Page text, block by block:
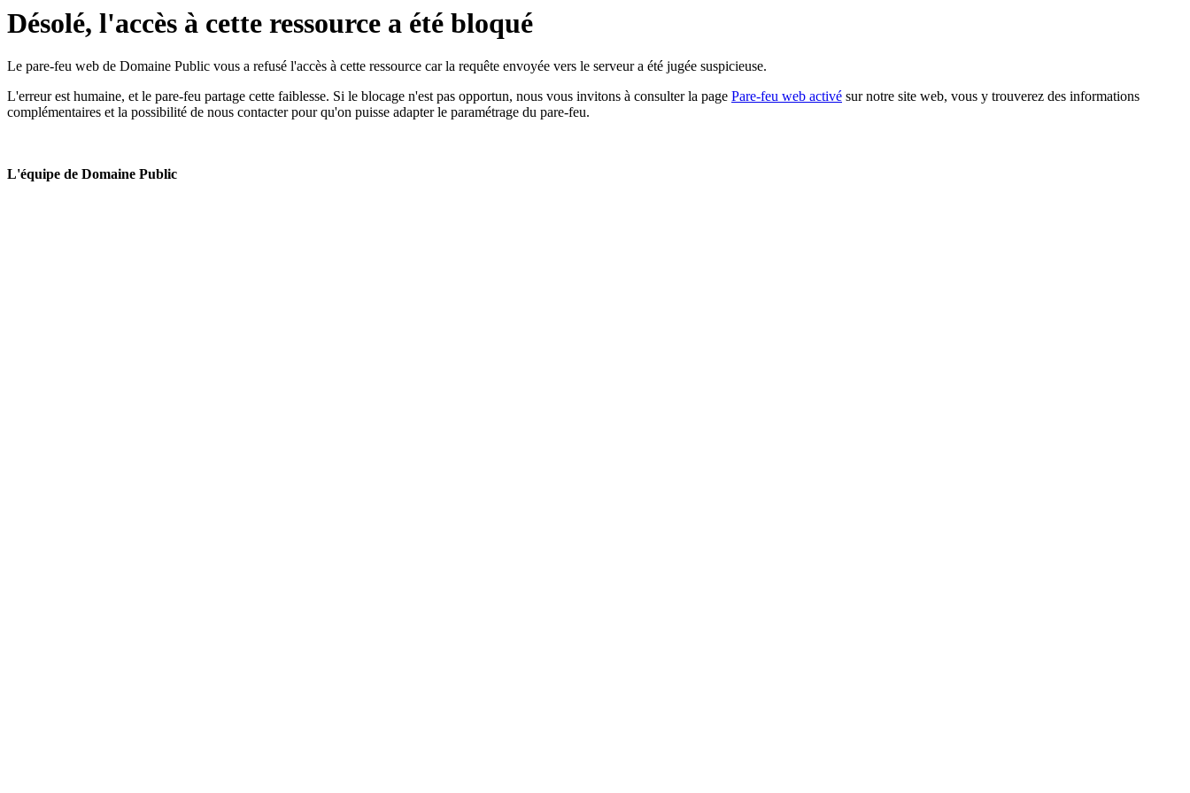
Désolé, l'accès à cette ressource a été bloqué
Le pare-feu web de Domaine Public vous a refusé l'accès à cette ressource car la requête envoyée vers le serveur a été jugée suspicieuse.
L'erreur est humaine, et le pare-feu partage cette faiblesse. Si le blocage n'est pas opportun, nous vous invitons à consulter la page Pare-feu web activé sur notre site web, vous y trouverez des informations
complémentaires et la possibilité de nous contacter pour qu'on puisse adapter le paramétrage du pare-feu.
L'équipe de Domaine Public